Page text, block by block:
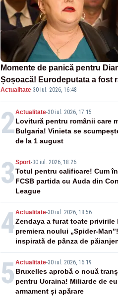
Momente de panică pentru
Șoșoacă! Eurodeputata a fost
într-un accident rutier
Actualitate·30 iul. 2026, 16:48
2Actualitate-30 iul. 2026, 17:15
Lovitură pentru românii care
Bulgaria! Vinieta se
de la 1 august
3 Sport-30 iul. 2026, 18:26
Totul pentru calificare! Cum
FCSB partida cu Auda din
League
4Actualitate-30 iul. 2026, 18:56
Zendaya a furat toate privirile
premiera noului „Spider-
inspirată de pânza de
senzație
5 Actualitate-30 iul. 2026, 16:19
Bruxelles aprobă o nouă
pentru Ucraina! Miliarde de
armament și apărare